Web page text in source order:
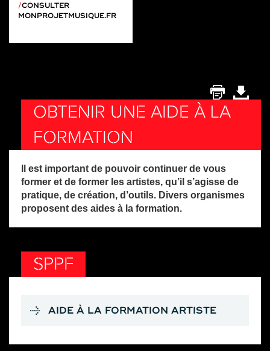
CONSULTER
MONPROJETMUSIQUE.FR
OBTENIR UNE AIDE À LA
FORMATION
Il est important de pouvoir continuer de vous
former et de former les artistes, qu’il s’agisse de
pratique, de création, d’outils. Divers organismes
proposent des aides à la formation.
SPPF
AIDE À LA FORMATION ARTISTE